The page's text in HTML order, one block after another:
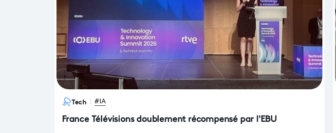
Tech #IA
France Télévisions doublement récompensé par l'EBU